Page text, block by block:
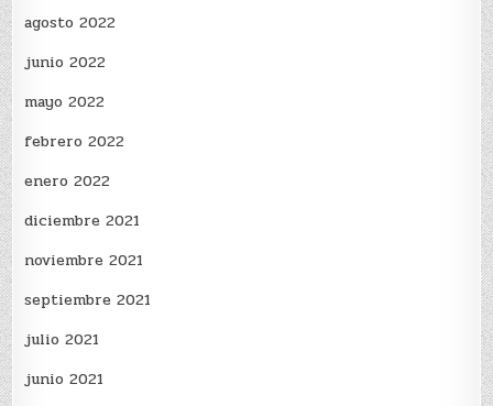
agosto 2022
junio 2022
mayo 2022
febrero 2022
enero 2022
diciembre 2021
noviembre 2021
septiembre 2021
julio 2021
junio 2021